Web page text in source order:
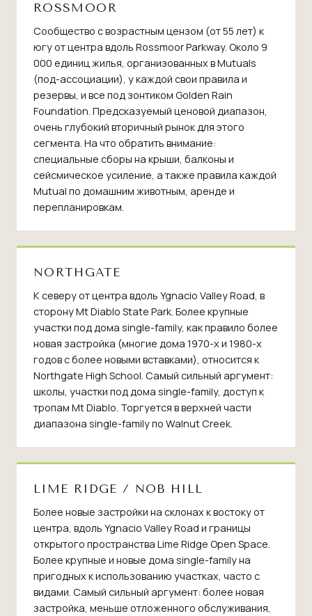
ROSSMOOR
Сообщество с возрастным цензом (от 55 лет) к
югу от центра вдоль Rossmoor Parkway. Около 9
000 единиц жилья, организованных в Mutuals
(под-ассоциации), у каждой свои правила и
резервы, и все под зонтиком Golden Rain
Foundation. Предсказуемый ценовой диапазон,
очень глубокий вторичный рынок для этого
сегмента. На что обратить внимание:
специальные сборы на крыши, балконы и
сейсмическое усиление, а также правила каждой
Mutual по домашним животным, аренде и
перепланировкам.
NORTHGATE
К северу от центра вдоль Ygnacio Valley Road, в
сторону Mt Diablo State Park. Более крупные
участки под дома single-family, как правило более
новая застройка (многие дома 1970-х и 1980-х
годов с более новыми вставками), относится к
Northgate High School. Самый сильный аргумент:
школы, участки под дома single-family, доступ к
тропам Mt Diablo. Торгуется в верхней части
диапазона single-family по Walnut Creek.
LIME RIDGE / NOB HILL
Более новые застройки на склонах к востоку от
центра, вдоль Ygnacio Valley Road и границы
открытого пространства Lime Ridge Open Space.
Более крупные и новые дома single-family на
пригодных к использованию участках, часто с
видами. Самый сильный аргумент: более новая
застройка, меньше отложенного обслуживания,